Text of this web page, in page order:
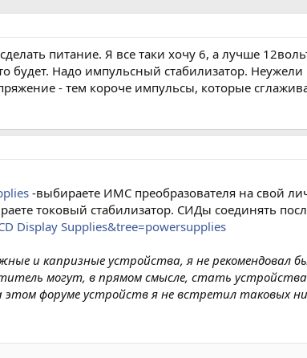
питание. Я все таки хочу 6, а лучше
будет. Надо импульсный стабилизатор. Неужели
- тем короче импульсы, которые
-выбираете ИМС преобразователя на свой
токовый стабилизатор. СИДы соединять
Display Supplies&tree=powersupplies
и капризные устройства, я не рекомендовал
могут, в прямом смысле, стать
форуме устройств я не встретил таковых